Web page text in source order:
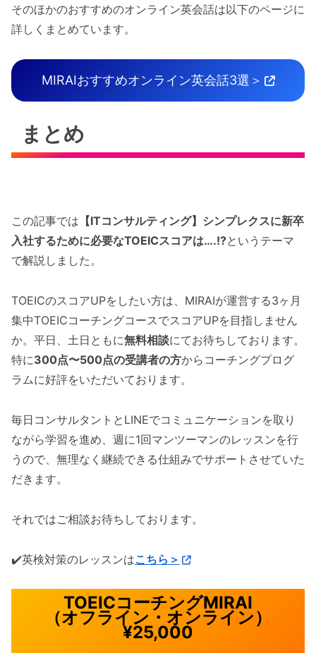
そのほかのおすすめのオンライン英会話は以下のページに
詳しくまとめています。
MIRAIおすすめオンライン英会話3選＞
まとめ
この記事では 【ITコンサルティング】シンプレクスに新卒
入社するために必要なTOEICスコアは….!?というテーマ
で解説しました。
TOEICのスコアUPをしたい方は、MIRAIが運営する3ヶ月
集中TOEICコーチングコースでスコアUPを目指しません
か。平日、土日ともに無料相談にてお待ちしております。
特に300点〜500点の受講者の方からコーチングプログ
ラムに好評をいただいております。
毎日コンサルタントとLINEでコミュニケーションを取り
ながら学習を進め、週に1回マンツーマンのレッスンを行
うので、無理なく継続できる仕組みでサポートさせていた
だきます。
それではご相談お待ちしております。
✔️英検対策のレッスンはこちら＞
TOEICコーチングMIRAI
（オフライン・オンライン）
¥25,000